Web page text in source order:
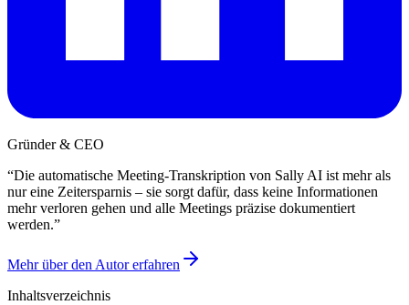
Gründer & CEO
“Die automatische Meeting-Transkription von Sally AI ist mehr als
nur eine Zeitersparnis – sie sorgt dafür, dass keine Informationen
mehr verloren gehen und alle Meetings präzise dokumentiert
werden.”
Mehr über den Autor erfahren
Inhaltsverzeichnis